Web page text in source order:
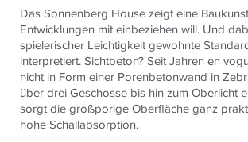
Das Sonnenberg House zeigt eine
Entwicklungen mit einbeziehen will. Und
spielerischer Leichtigkeit gewohnte
interpretiert. Sichtbeton? Seit Jahren en
nicht in Form einer Porenbetonwand in
über drei Geschosse bis hin zum Oberlicht
sorgt die großporige Oberfläche ganz
hohe Schallabsorption.